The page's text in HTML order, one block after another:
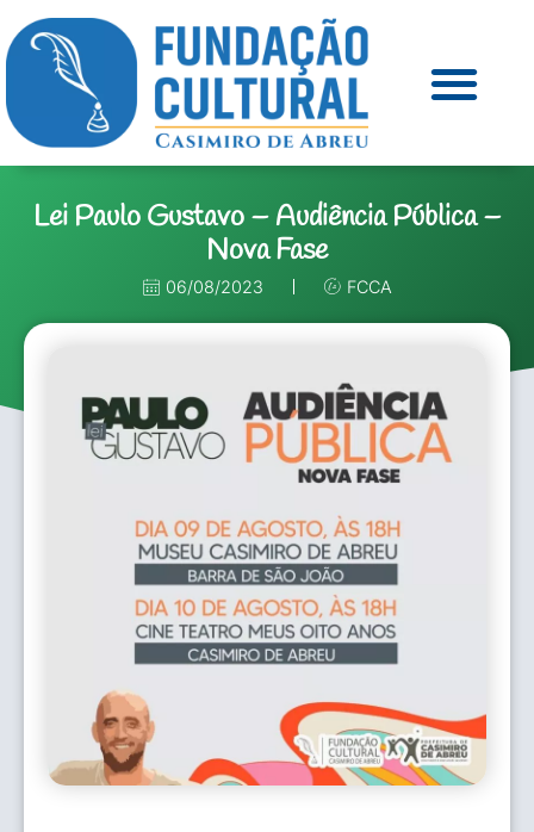
Lei Paulo Gustavo – Audiência Pública –
Nova Fase
06/08/2023 FCCA